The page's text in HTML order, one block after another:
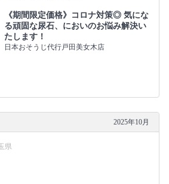
《期間限定価格》コロナ対策◎ 気にな
る頑固な尿石、においのお悩み解決い
たします！
日本おそうじ代行戸田美女木店
2025年10月
県